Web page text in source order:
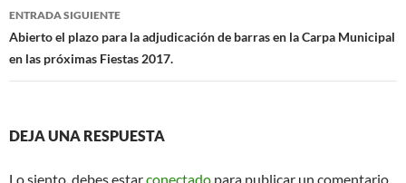
ENTRADA SIGUIENTE
Abierto el plazo para la adjudicación de barras en la Carpa Municipal
en las próximas Fiestas 2017.
DEJA UNA RESPUESTA
Lo siento, debes estarconectado para publicar un comentario.